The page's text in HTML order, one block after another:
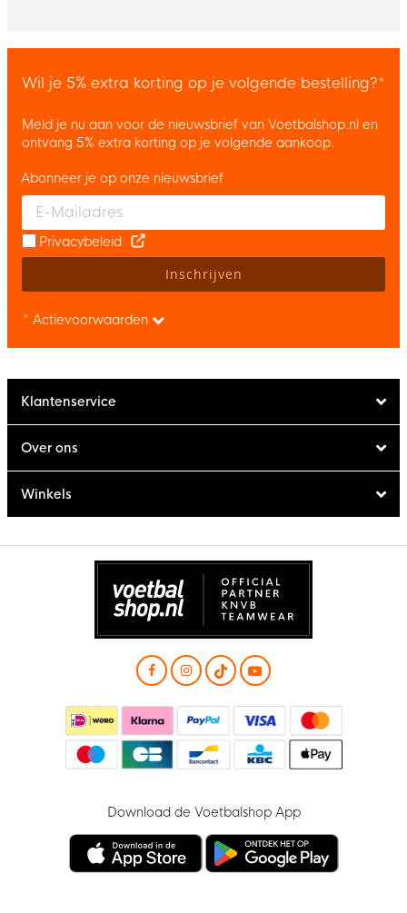
Wil je 5% extra korting op je volgende bestelling?*
Meld je nu aan voor de nieuwsbrief van Voetbalshop.nl en
ontvang 5% extra korting op je volgende aankoop.
Enter your email and accept the privacy policy to subscribe to
Abonneer je op onze nieuwsbrief
Privacybeleid
Inschrijven
* Actievoorwaarden
Klantenservice
Over ons
Winkels
Download de Voetbalshop App